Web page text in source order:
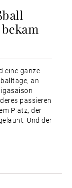
eine ganze
an
passieren
Platz, der
Und der